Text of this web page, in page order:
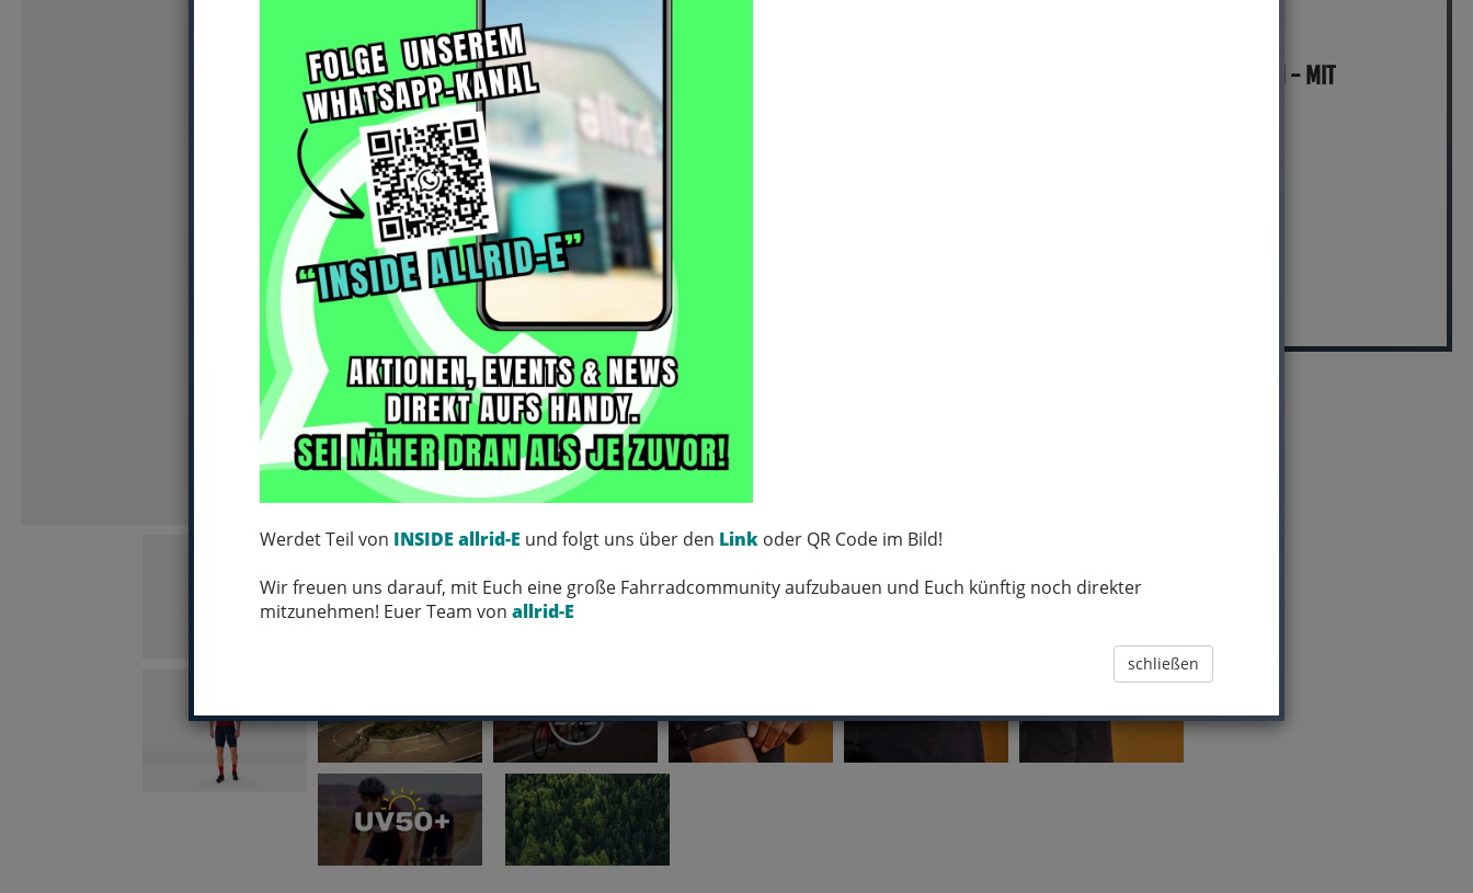
Werdet Teil von INSIDE allrid-E und folgt uns über den Link oder QR Code im Bild!
Wir freuen uns darauf, mit Euch eine große Fahrradcommunity aufzubauen und Euch künftig noch direkter
mitzunehmen! Euer Team von allrid-E
schließen
MICH KANNST DU BESTELLEN - MIT